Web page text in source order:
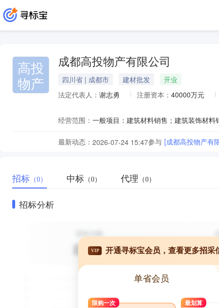
高投
物产
成都高投物产有限公司
四川省 | 成都市 建材批发
开业
法定代表人： 谢志勇 注册资本： 40000万元
经营范围：
最新动态： 2026-07-24 15:47参与 [成都高投物产有
招标 （0） 中标 （0） 代理 （0）
招标分析
VIP 开通寻标宝会员，查看更多招采
单省会员
限购一次 最划算